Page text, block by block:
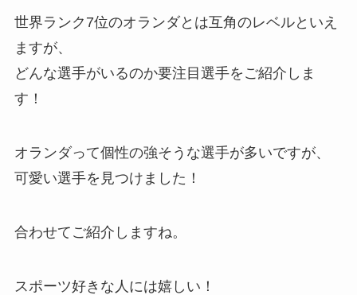
世界ランク7位のオランダとは互角のレベルといえ
ますが、
どんな選手がいるのか要注目選手をご紹介しま
す！
オランダって個性の強そうな選手が多いですが、
可愛い選手を見つけました！
合わせてご紹介しますね。
スポーツ好きな人には嬉しい！